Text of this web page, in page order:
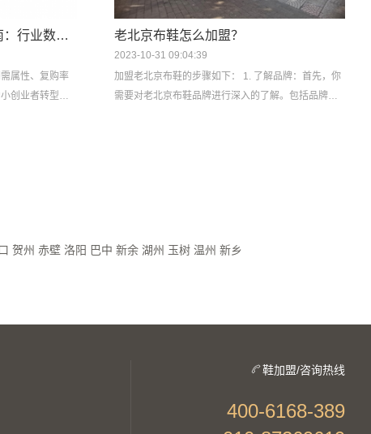
2026鞋店加盟行业优选指南：行业数据与优质品牌深度测评
属性、复购率
创业者转型、
老北京布鞋怎么加盟？
2023-10-31 09:04:39
加盟老北京布鞋的步骤如下： 1. 了解品牌：首先，你
需要对老北京布鞋品牌进行深入的了解。包括品牌的
贺州 赤壁 洛阳 巴中 新余 湖州 玉树 温州 新乡
鞋加盟/咨询热线
400-6168-389